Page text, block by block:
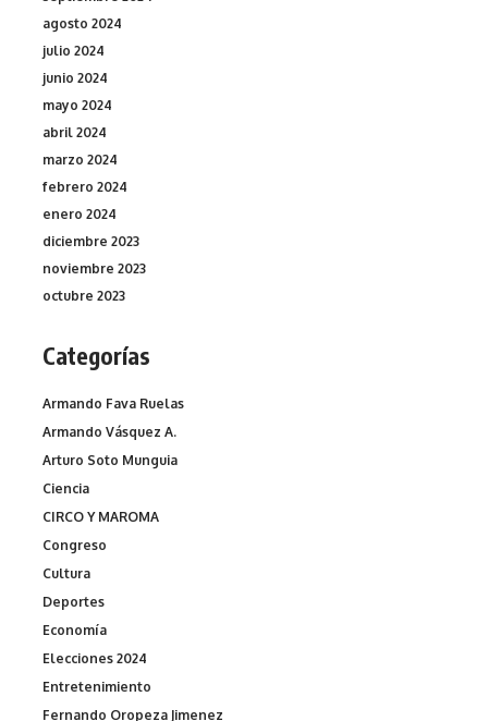
agosto 2024
julio 2024
junio 2024
mayo 2024
abril 2024
marzo 2024
febrero 2024
enero 2024
diciembre 2023
noviembre 2023
octubre 2023
Categorías
Armando Fava Ruelas
Armando Vásquez A.
Arturo Soto Munguia
Ciencia
CIRCO Y MAROMA
Congreso
Cultura
Deportes
Economía
Elecciones 2024
Entretenimiento
Fernando Oropeza Jimenez